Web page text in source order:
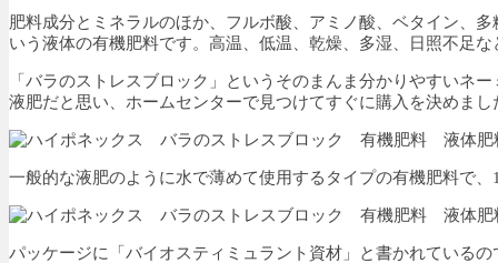
肥料成分とミネラルのほか、フルボ酸、アミノ酸、ベタイン、
いう液体の有機肥料です。高温、低温、乾燥、多湿、日照不足
「バラのストレスブロック」というそのまんま分かりやすいネ
液肥だと思い、ホームセンターで見つけてすぐに購入を決めまし
一般的な液肥のように水で薄めて使用するタイプの有機肥料で
パッケージに「バイオスティミュラント資材」と書かれている